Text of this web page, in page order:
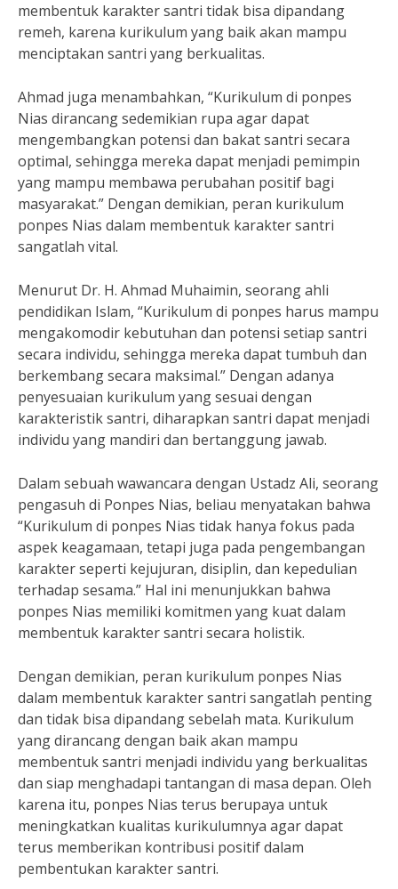
membentuk karakter santri tidak bisa dipandang
remeh, karena kurikulum yang baik akan mampu
menciptakan santri yang berkualitas.
Ahmad juga menambahkan, “Kurikulum di ponpes
Nias dirancang sedemikian rupa agar dapat
mengembangkan potensi dan bakat santri secara
optimal, sehingga mereka dapat menjadi pemimpin
yang mampu membawa perubahan positif bagi
masyarakat.” Dengan demikian, peran kurikulum
ponpes Nias dalam membentuk karakter santri
sangatlah vital.
Menurut Dr. H. Ahmad Muhaimin, seorang ahli
pendidikan Islam, “Kurikulum di ponpes harus mampu
mengakomodir kebutuhan dan potensi setiap santri
secara individu, sehingga mereka dapat tumbuh dan
berkembang secara maksimal.” Dengan adanya
penyesuaian kurikulum yang sesuai dengan
karakteristik santri, diharapkan santri dapat menjadi
individu yang mandiri dan bertanggung jawab.
Dalam sebuah wawancara dengan Ustadz Ali, seorang
pengasuh di Ponpes Nias, beliau menyatakan bahwa
“Kurikulum di ponpes Nias tidak hanya fokus pada
aspek keagamaan, tetapi juga pada pengembangan
karakter seperti kejujuran, disiplin, dan kepedulian
terhadap sesama.” Hal ini menunjukkan bahwa
ponpes Nias memiliki komitmen yang kuat dalam
membentuk karakter santri secara holistik.
Dengan demikian, peran kurikulum ponpes Nias
dalam membentuk karakter santri sangatlah penting
dan tidak bisa dipandang sebelah mata. Kurikulum
yang dirancang dengan baik akan mampu
membentuk santri menjadi individu yang berkualitas
dan siap menghadapi tantangan di masa depan. Oleh
karena itu, ponpes Nias terus berupaya untuk
meningkatkan kualitas kurikulumnya agar dapat
terus memberikan kontribusi positif dalam
pembentukan karakter santri.